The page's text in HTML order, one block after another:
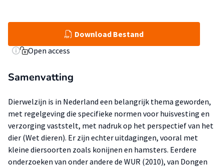
Download Bestand
Open access
Samenvatting
Dierwelzijn is in Nederland een belangrijk thema geworden,
met regelgeving die specifieke normen voor huisvesting en
verzorging vaststelt, met nadruk op het perspectief van het
dier (Wet dieren). Er zijn echter uitdagingen, vooral met
kleine diersoorten zoals konijnen en hamsters. Eerdere
onderzoeken van onder andere de WUR (2010), van Dongen